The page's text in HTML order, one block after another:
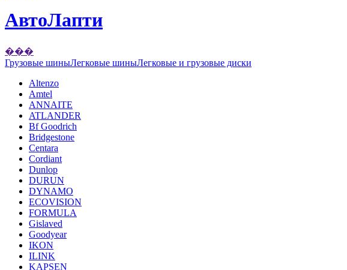
АвтоЛапти
���
Грузовые шиныЛегковые шиныЛегковые и грузовые диски
Altenzo
Amtel
ANNAITE
ATLANDER
Bf Goodrich
Bridgestone
Centara
Cordiant
Dunlop
DURUN
DYNAMO
ECOVISION
FORMULA
Gislaved
Goodyear
IKON
ILINK
KAPSEN